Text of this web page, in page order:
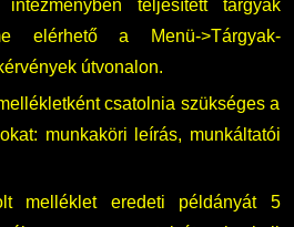
intézményben teljesített tárgyak
elérhető a Menü->Tárgyak-
útvonalon.
csatolnia szükséges a
munkaköri leírás, munkáltatói
melléklet eredeti példányát 5